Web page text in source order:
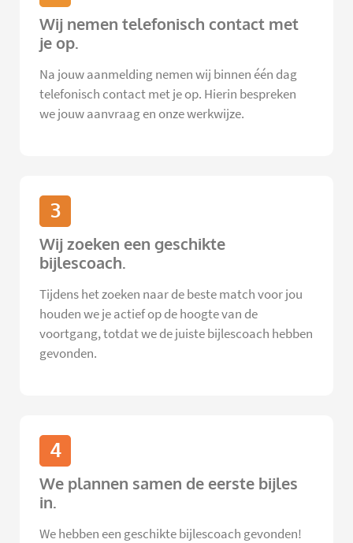
Wij nemen telefonisch contact met
je op.
Na jouw aanmelding nemen wij binnen één dag
telefonisch contact met je op. Hierin bespreken
we jouw aanvraag en onze werkwijze.
3
Wij zoeken een geschikte
bijlescoach.
Tijdens het zoeken naar de beste match voor jou
houden we je actief op de hoogte van de
voortgang, totdat we de juiste bijlescoach hebben
gevonden.
4
We plannen samen de eerste bijles
in.
We hebben een geschikte bijlescoach gevonden!